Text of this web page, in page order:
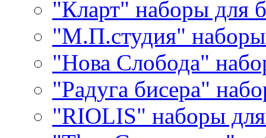
"Кларт" наборы для
"М.П.студия"
"Нова Слобода"
"Радуга бисера"
"RIOLIS" наборы